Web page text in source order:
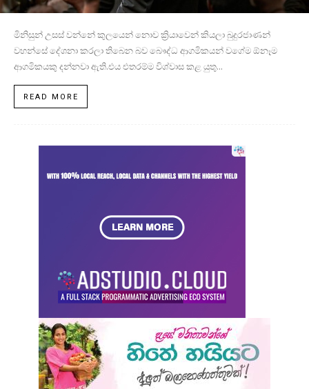
මිනිසුන් උසස් වන්නේ කුලයෙන් නොව ක්‍රියාවෙන් කියලා බුදුරජාණන්
වහන්සේ දේශනා කරලා තිබෙන බව බෞද්ධ ආගමිකයන් වගේම ඕනෑම
ආගමිකයකු දන්නවා ඇති.එය එතරම්ම විශ්වාස කළ යුතු...
READ MORE